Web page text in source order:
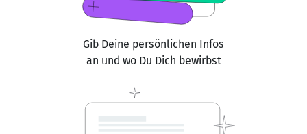
Gib Deine persönlichen Infos
an und wo Du Dich bewirbst